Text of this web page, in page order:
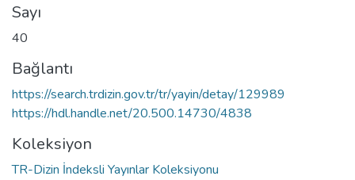
Sayı
40
Bağlantı
https://search.trdizin.gov.tr/tr/yayin/detay/129989
https://hdl.handle.net/20.500.14730/4838
Koleksiyon
TR-Dizin İndeksli Yayınlar Koleksiyonu